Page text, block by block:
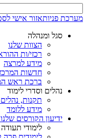
מערכת פניותאזור אישי
סגל ומנהלה
הצוות שלנו
רכזי/ות
מידע למרצה
חדשות המרכז
ברכת ראש
נהלים וסדרי לימוד
תקנות, נהלים
מידע ללומד
ידיעון הקורסים
לימודי תעודה